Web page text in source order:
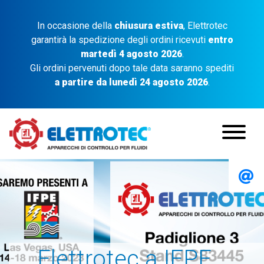
In occasione della chiusura estiva, Elettrotec
garantirà la spedizione degli ordini ricevuti entro
martedì 4 agosto 2026.
Gli ordini pervenuti dopo tale data saranno spediti
a partire da lunedì 24 agosto 2026.